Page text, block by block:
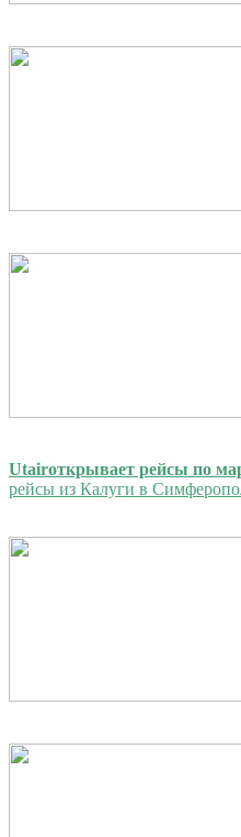
Utairоткрывает рейсы по
рейсы из Калуги в